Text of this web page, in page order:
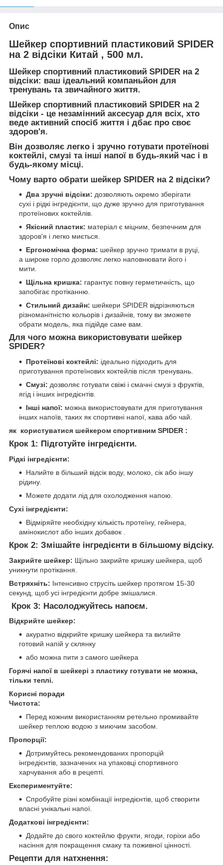
Опис
Шейкер спортивний пластиковий SPIDER
на 2 відсіки Китай , 500 мл.
Шейкер спортивний пластиковий SPIDER на 2
відсіки: ваш ідеальний компаньйон для
тренувань та звичайного життя.
Шейкер спортивний пластиковий SPIDER на 2
відсіки - це незамінний аксесуар для всіх, хто
веде активний спосіб життя і дбає про своє
здоров'я.
Він дозволяє легко і зручно готувати протеїнові
коктейлі, смузі та інші напої в будь-який час і в
будь-якому місці.
Чому варто обрати шейкер SPIDER на 2 відсіки?
Два зручні відсіки: дозволяють окремо зберігати
сухі і рідкі інгредієнти, що дуже зручно для приготування
протеїнових коктейлів.
Якісний пластик: матеріал є міцним, безпечним для
здоров'я і легко миється.
Ергономічна форма: шейкер зручно тримати в руці,
а широке горло дозволяє легко наповнювати його і
мити.
Щільна кришка: гарантує повну герметичність, що
запобігає протіканню.
Стильний дизайн: шейкери SPIDER відрізняються
різноманітністю кольорів і дизайнів, тому ви зможете
обрати модель, яка підійде саме вам.
Для чого можна використовувати шейкер
SPIDER?
Протеїнові коктейлі: ідеально підходить для
приготування протеїнових коктейлів після тренувань.
Смузі: дозволяє готувати свіжі і смачні смузі з фруктів,
ягід і інших інгредієнтів.
Інші напої: можна використовувати для приготування
інших напоїв, таких як спортивні напої, кава або чай.
як користуватися шейкером спортивним SPIDER :
Крок 1: Підготуйте інгредієнти.
Рідкі інгредієнти:
Налийте в більший відсік воду, молоко, сік або іншу
рідину.
Можете додати лід для охолодження напою.
Сухі інгредієнти:
Відміряйте необхідну кількість протеїну, гейнера,
амінокислот або інших добавок .
Крок 2: Змішайте інгредієнти в більшому відсіку.
Закрийте шейкер: Щільно закрийте кришку шейкера, щоб
уникнути протікання.
Встряхніть: Інтенсивно струсіть шейкер протягом 15-30
секунд, щоб усі інгредієнти добре змішалися.
Крок 3: Насолоджуйтесь напоєм.
Відкрийте шейкер:
акуратно відкрийте кришку шейкера та вилийте
готовий напій у склянку
або можна пити з самого шейкера
Горячі напої в шейкері з пластику готувати не можна,
тільки теплі.
Корисні поради
Чистота:
Перед кожним використанням ретельно промивайте
шейкер теплою водою з миючим засобом.
Пропорції:
Дотримуйтесь рекомендованих пропорцій
інгредієнтів, зазначених на упаковці спортивного
харчування або в рецепті.
Експериментуйте:
Спробуйте різні комбінації інгредієнтів, щоб створити
власні унікальні напої.
Додаткові інгредієнти:
Додайте до свого коктейлю фрукти, ягоди, горіхи або
насіння для покращення смаку та поживної цінності.
Рецепти для натхнення: